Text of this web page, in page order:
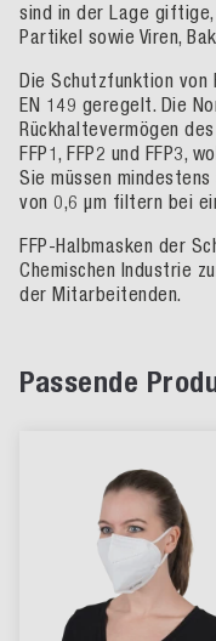
sind in der Lage
Partikel sowie Viren,
Die Schutzfunktion von
EN 149 geregelt. Die
Rückhaltevermögen
FFP1, FFP2 und FFP3,
Sie müssen
von 0,6 µm filtern bei
FFP-Halbmasken der
Chemischen Industrie
der Mitarbeitenden.
Passende